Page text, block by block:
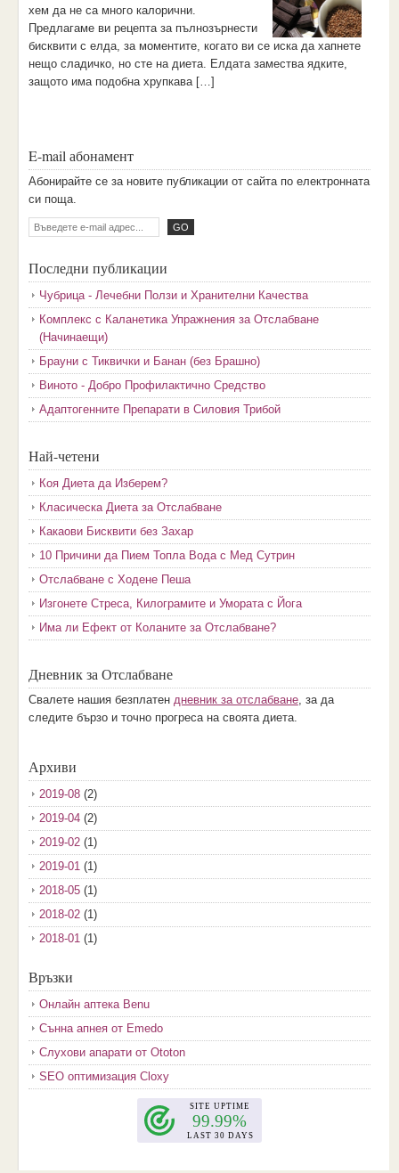
хем да не са много калорични.
Предлагаме ви рецепта за пълнозърнести
бисквити с елда, за моментите, когато ви се иска да хапнете
нещо сладичко, но сте на диета. Елдата замества ядките,
защото има подобна хрупкава […]
E-mail абонамент
Aбoниpaйтe ce зa нoвитe пyбликaции oт caйтa пo eлeктpoннaтa
cи пoщa.
Последни публикации
Чубрица - Лечебни Ползи и Хранителни Качества
Комплекс с Каланетика Упражнения за Отслабване
(Начинаещи)
Брауни с Тиквички и Банан (без Брашно)
Виното - Добро Профилактично Средство
Адаптогенните Препарати в Силовия Трибой
Най-четени
Коя Диета да Изберем?
Класическа Диета за Отслабване
Какаови Бисквити без Захар
10 Причини да Пием Топла Вода с Мед Сутрин
Отслабване с Ходене Пеша
Изгонете Стреса, Килограмите и Умората с Йога
Има ли Ефект от Коланите за Отслабване?
Дневник за Отслабване
Свалете нашия безплатен дневник за отслабване, за да
следите бързо и точно прогреса на своята диета.
Архиви
2019-08(2)
2019-04(2)
2019-02(1)
2019-01(1)
2018-05(1)
2018-02(1)
2018-01(1)
2017-11
2017-10(3)
2017-08(3)
2017-07(1)
2017-06(2)
Връзки
Онлайн аптека Benu
Сънна апнея от Emedo
Слухови апарати от Ototon
SEO оптимизация Cloxy